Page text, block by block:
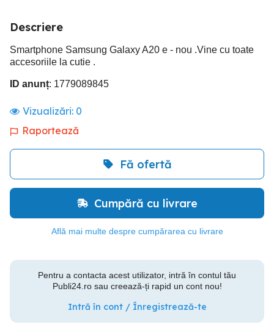
Descriere
Smartphone Samsung Galaxy A20 e - nou .Vine cu toate
accesoriile la cutie .
ID anunț: 1779089845
Vizualizări: 0
Raportează
Fă ofertă
Cumpără cu livrare
Află mai multe despre cumpărarea cu livrare
Pentru a contacta acest utilizator, intră în contul tău
Publi24.ro sau creează-ți rapid un cont nou!
Intră în cont / Înregistrează-te